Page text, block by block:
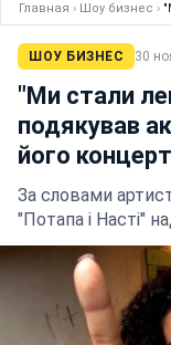
Главная › Шоу бизнес ›
ШОУ БИЗНЕС 30
"Ми стали
подякував
його
За словами
"Потапа і Насті"